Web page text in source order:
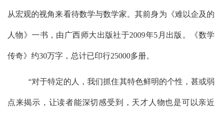
从宏观的视角来看待数学与数学家。其前身为《难以企及的
人物》一书，由广西师大出版社于2009年5 月出版。《数学
传奇》约30万字，总计已印行25000多册。
“对于特定的人，我们抓住其特色鲜明的个性，甚或弱
点来揭示，让读者能深切感受到，天才人物也是可以亲近